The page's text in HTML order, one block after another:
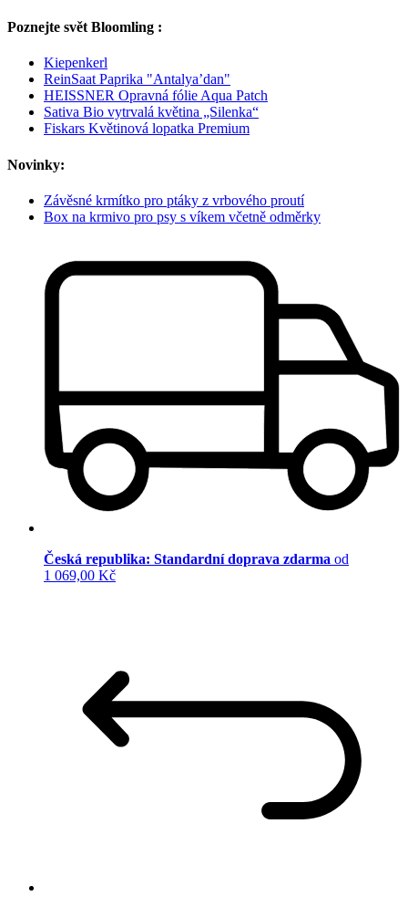
Poznejte svět Bloomling :
Kiepenkerl
ReinSaat Paprika "Antalya’dan"
HEISSNER Opravná fólie Aqua Patch
Sativa Bio vytrvalá květina „Silenka“
Fiskars Květinová lopatka Premium
Novinky:
Závěsné krmítko pro ptáky z vrbového proutí
Box na krmivo pro psy s víkem včetně odměrky
Česká republika: Standardní doprava zdarma od
1 069,00 Kč